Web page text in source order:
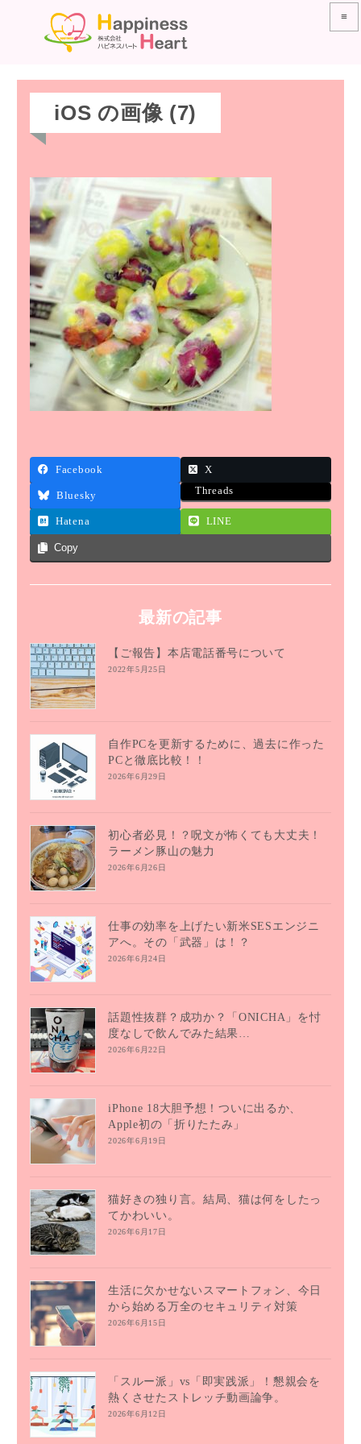
≡
iOS の画像 (7)
Facebook X
Bluesky Threads
Hatena LINE
Copy
最新の記事
【ご報告】本店電話番号について
2022年5月25日
自作PCを更新するために、過去に作った
PCと徹底比較！！
2026年6月29日
初心者必見！？呪文が怖くても大丈夫！
ラーメン豚山の魅力
2026年6月26日
仕事の効率を上げたい新米SESエンジニ
アへ。その「武器」は！？
2026年6月24日
話題性抜群？成功か？「ONICHA」を忖
度なしで飲んでみた結果…
2026年6月22日
iPhone 18大胆予想！ついに出るか、
Apple初の「折りたたみ」
2026年6月19日
猫好きの独り言。結局、猫は何をしたっ
てかわいい。
2026年6月17日
生活に欠かせないスマートフォン、今日
から始める万全のセキュリティ対策
2026年6月15日
「スルー派」vs「即実践派」！懇親会を
熱くさせたストレッチ動画論争。
2026年6月12日